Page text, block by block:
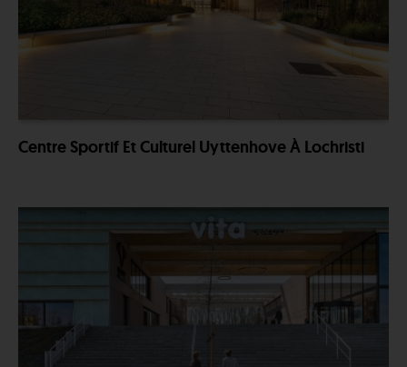
Centre Sportif Et Culturel Uyttenhove À Lochristi